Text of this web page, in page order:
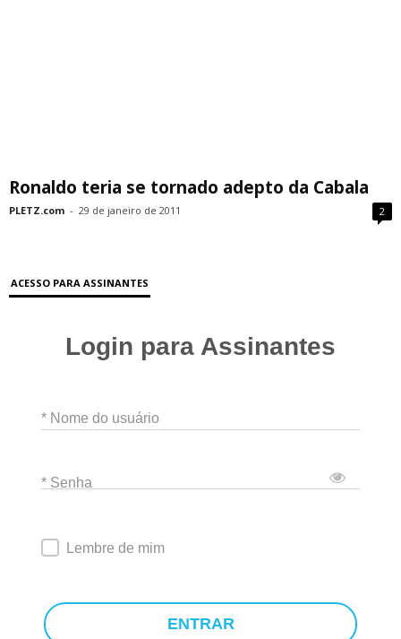
Ronaldo teria se tornado adepto da Cabala
PLETZ.com - 29 de janeiro de 2011 2
ACESSO PARA ASSINANTES
Login para Assinantes
* Nome do usuário
* Senha
Lembre de mim
ENTRAR